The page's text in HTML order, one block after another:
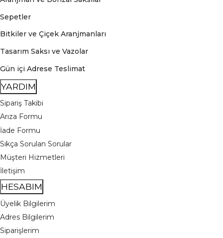
Sepetler
Bitkiler ve Çiçek Aranjmanları
Tasarım Saksı ve Vazolar
Gün içi Adrese Teslimat
YARDIM
Sipariş Takibi
Arıza Formu
İade Formu
Sıkça Sorulan Sorular
Müşteri Hizmetleri
İletişim
HESABIM
Üyelik Bilgilerim
Adres Bilgilerim
Siparişlerim